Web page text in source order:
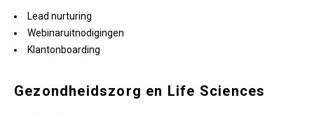
Lead nurturing
Webinaruitnodigingen
Klantonboarding
Gezondheidszorg en Life Sciences